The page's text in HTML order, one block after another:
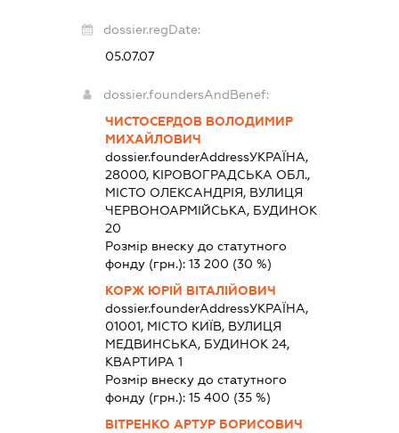
dossier.regDate:
05.07.07
dossier.foundersAndBenef:
ЧИСТОСЕРДОВ ВОЛОДИМИР
МИХАЙЛОВИЧ
dossier.founderAddressУКРАЇНА,
28000, КІРОВОГРАДСЬКА ОБЛ.,
МІСТО ОЛЕКСАНДРІЯ, ВУЛИЦЯ
ЧЕРВОНОАРМІЙСЬКА, БУДИНОК
20
Розмір внеску до статутного
фонду (грн.):13 200 (30 %)
КОРЖ ЮРІЙ ВІТАЛІЙОВИЧ
dossier.founderAddressУКРАЇНА,
01001, МІСТО КИЇВ, ВУЛИЦЯ
МЕДВИНСЬКА, БУДИНОК 24,
КВАРТИРА 1
Розмір внеску до статутного
фонду (грн.):15 400 (35 %)
ВІТРЕНКО АРТУР БОРИСОВИЧ